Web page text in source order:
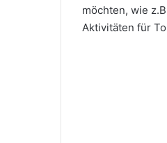
möchten, wie
Aktivitäten für